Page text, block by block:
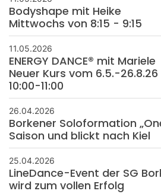
Bodyshape mit Heike
Mittwochs von 8:15 - 9:15
11.05.2026
ENERGY DANCE® mit Mariele
Neuer Kurs vom 6.5.-
10:00-11:00
26.04.2026
Borkener Soloformation
Saison und blickt nach Kiel
25.04.2026
LineDance-Event der SG
wird zum vollen Erfolg